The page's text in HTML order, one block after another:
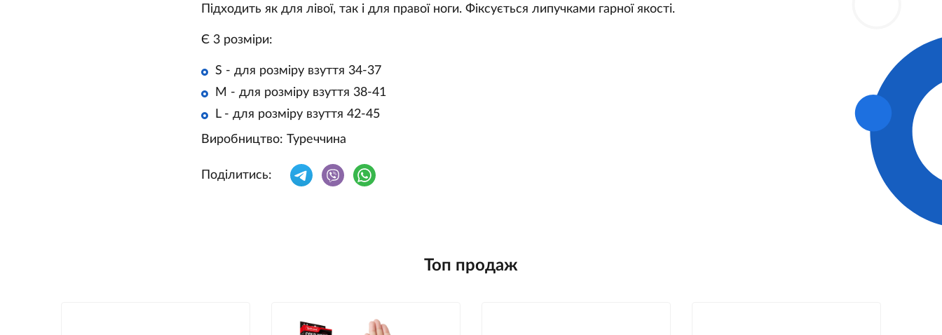
Підходить як для лівої, так і для правої ноги. Фіксується липучками гарної якості.
Є 3 розміри:
S - для розміру взуття 34-37
M - для розміру взуття 38-41
L - для розміру взуття 42-45
Виробництво: Туреччина
Поділитись:
Топ продаж